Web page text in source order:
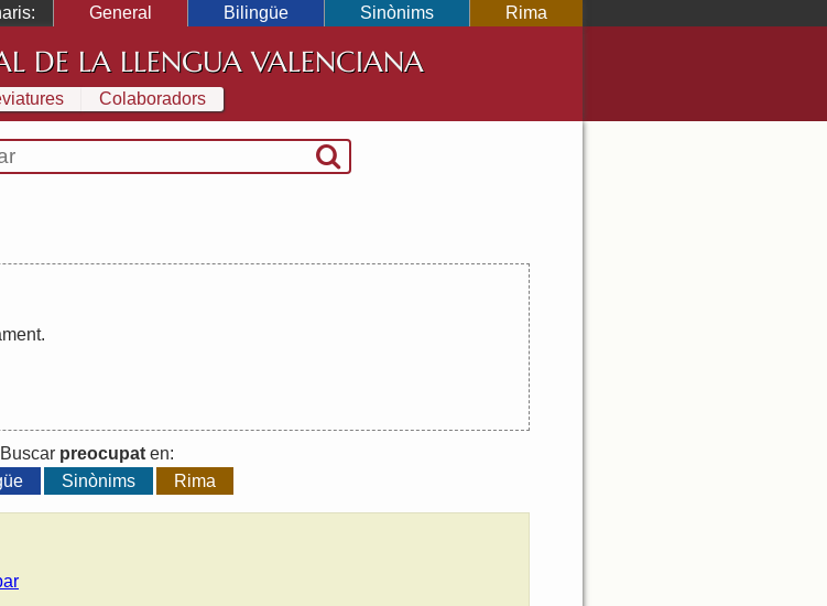
General Bilingüe Sinònims Rima
DE LA LLENGUA VALENCIANA
Colaboradors
.
Buscar preocupat en:
Sinònims Rima